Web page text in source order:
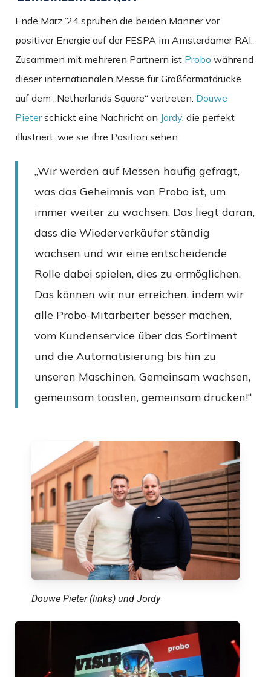
Ende März ’24 sprühen die beiden Männer vor
positiver Energie auf der FESPA im Amsterdamer RAI.
Zusammen mit mehreren Partnern ist Probo während
dieser internationalen Messe für Großformatdrucke
auf dem „Netherlands Square“ vertreten. Douwe
Pieterschickt eine Nachricht an Jordy , die perfekt
illustriert, wie sie ihre Position sehen:
„Wir werden auf Messen häufig gefragt,
was das Geheimnis von Probo ist, um
immer weiter zu wachsen. Das liegt daran,
dass die Wiederverkäufer ständig
wachsen und wir eine entscheidende
Rolle dabei spielen, dies zu ermöglichen.
Das können wir nur erreichen, indem wir
alle Probo-Mitarbeiter besser machen,
vom Kundenservice über das Sortiment
und die Automatisierung bis hin zu
unseren Maschinen. Gemeinsam wachsen,
gemeinsam toasten, gemeinsam drucken!“
Douwe Pieter (links) und Jordy